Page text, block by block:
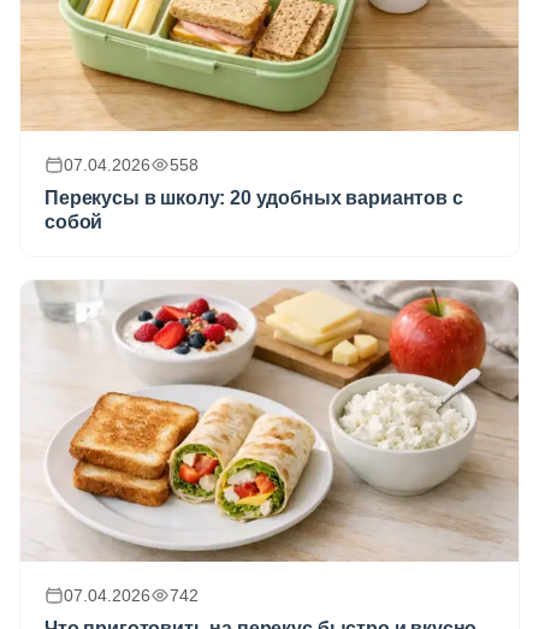
07.04.2026 558
Перекусы в школу: 20 удобных вариантов с
собой
07.04.2026 742